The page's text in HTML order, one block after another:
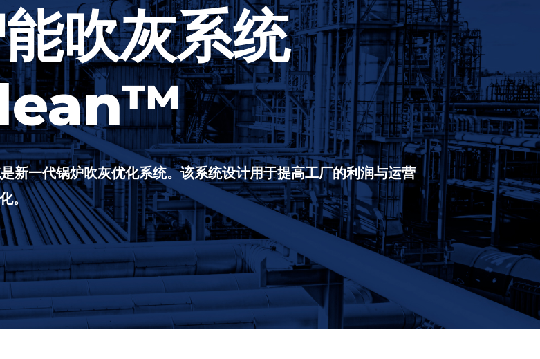
吹灰系统
一代锅炉吹灰优化系统。该系统设计用于提高工厂的利润与运营
。